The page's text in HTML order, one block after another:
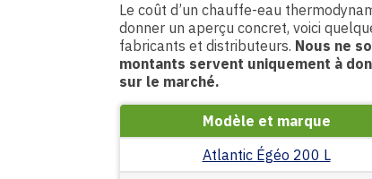
Le coût d’un chauffe-eau
donner un aperçu concret, voici
fabricants et distributeurs. Nous ne
montants servent uniquement à
sur le marché.
Modèle et marque
Atlantic Égéo 200 L